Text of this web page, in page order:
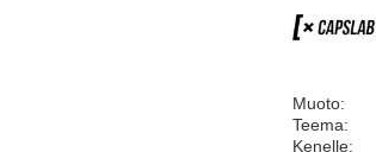
Muoto:
Teema:
Kenelle: